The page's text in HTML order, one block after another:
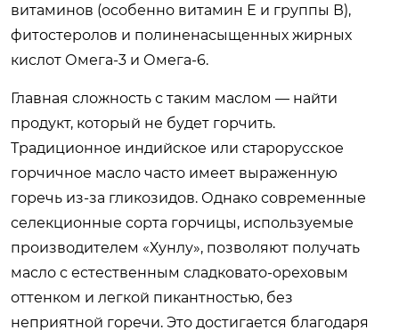
витаминов (особенно витамин Е и группы В),
фитостеролов и полиненасыщенных жирных
кислот Омега-3 и Омега-6.
Главная сложность с таким маслом — найти
продукт, который не будет горчить.
Традиционное индийское или старорусское
горчичное масло часто имеет выраженную
горечь из-за гликозидов. Однако современные
селекционные сорта горчицы, используемые
производителем «Хунлу», позволяют получать
масло с естественным сладковато-ореховым
оттенком и легкой пикантностью, без
неприятной горечи. Это достигается благодаря